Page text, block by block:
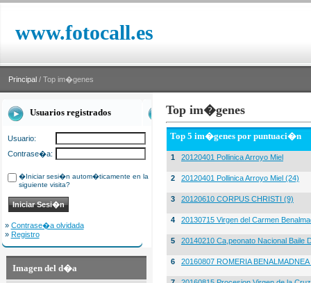
www.fotocall.es
Principal / Top im�genes
Usuarios registrados
Usuario:
Contrase�a:
�Iniciar sesi�n autom�ticamente en la
siguiente visita?
» Contrase�a olvidada
» Registro
Imagen del d�a
Top im�genes
Top 5 im�genes por puntuaci�n
1 20120401 Pollinica Arroyo Miel
2 20120401 Pollinica Arroyo Miel (24)
3 20120610 CORPUS CHRISTI (9)
4 20130715 Virgen del Carmen
5 20140210 Ca,peonato Nacional Baile
6 20160807 ROMERIA